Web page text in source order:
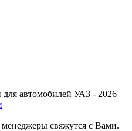
автомобилей УАЗ - 2026
свяжутся с Вами.